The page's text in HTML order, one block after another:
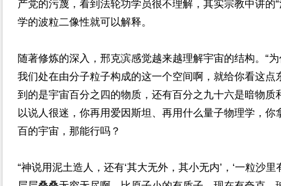
产党的污蔑，看到法轮功学员很不理解，其实宗教中讲的
学的波粒二像性就可以解释。
随著修炼的深入，邢克滨感觉越来越理解宇宙的结构。“
我们处在由分子粒子构成的这一个空间啊，就给你看这
到的是宇宙百分之四的物质，还有百分之九十六是暗物
以说人很迷，你再用爱因斯坦、再用什么量子物理学，
百的宇宙，那能行吗？
“神说用泥土造人，还有‘其大无外，其小无内’，‘一粒沙